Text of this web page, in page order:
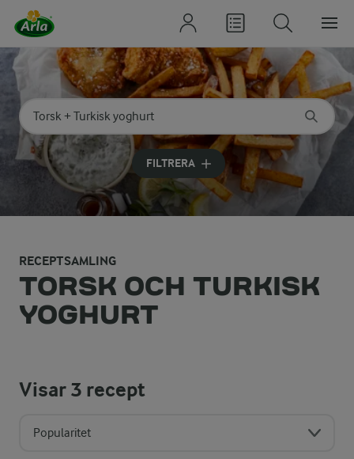
Sök på kategori eller ingrediens
Skriv in sökord för att få förslag
FILTRERA
RECEPTSAMLING
TORSK OCH TURKISK
YOGHURT
Visar3 recept
Popularitet